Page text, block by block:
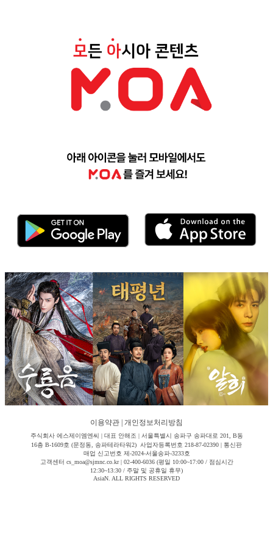
이용약관 개인정보처리방침
주식회사 에스제이엠엔씨 | 대표 안해조 | 서울특별시 송파구 송파대로 201, B동
16층 B-1609호 (문정동, 송파테라타워2) 사업자등록번호 218-87-02390 | 통신판
매업 신고번호 제-2024-서울송파-3233호
고객센터 cs_moa@sjmnc.co.kr | 02-400-6036 (평일 10:00~17:00 / 점심시간
12:30~13:30 / 주말 및 공휴일 휴무)
AsiaN. ALL RIGHTS RESERVED